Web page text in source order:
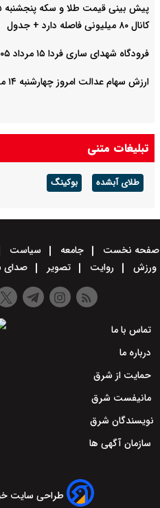
کانال ۸۰ میلیونی فاصله دارد + جدول
فرودگاه شهدای ساری فردا ۱۵ مرداد ۱۴۰۵ تعطیل می‌شود
ارزش سهام عدالت امروز چهارشنبه ۱۴ مرداد ۱۴۰۵ چقدر شد؟+ جدول
تبلیغات متنی
طلای آبشده بوکینگ
صفحه نخست جامعه سیاست
ورزش
روایت تصویر صدای
تماس با ما
درباره ما
حمایت از شرق
مانیفست شرق
نویسندگان شرق
سازمان آگهی ها
طراحی سایت